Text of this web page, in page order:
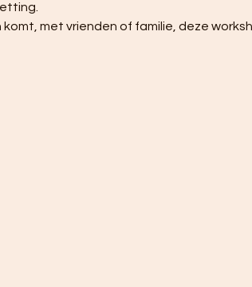
komt, met vrienden of familie, deze